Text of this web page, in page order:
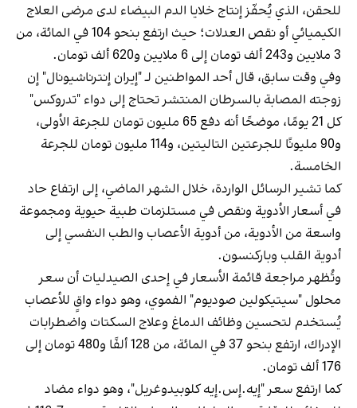
للحقن، الذي يُحفّز إنتاج خلايا الدم البيضاء لدى مرضى العلاج
الكيميائي أو نقص العدلات؛ حيث ارتفع بنحو 104 في المائة، من
3 ملايين و243 ألف تومان إلى 6 ملايين و620 ألف تومان.
وفي وقت سابق، قال أحد المواطنين لـ "إيران إنترناشيونال" إن
زوجته المصابة بالسرطان المنتشر تحتاج إلى دواء "تدروكس"
كل 21 يومًا، موضحًا أنه دفع 65 مليون تومان للجرعة الأولى،
و90 مليونًا للجرعتين التاليتين، و114 مليون تومان للجرعة
الخامسة.
كما تشير الرسائل الواردة، خلال الشهر الماضي، إلى ارتفاع حاد
في أسعار الأدوية ونقص في مستلزمات طبية حيوية ومجموعة
واسعة من الأدوية، من أدوية الأعصاب والطب النفسي إلى
أدوية القلب وباركنسون.
وتُظهر مراجعة قائمة الأسعار في إحدى الصيدليات أن سعر
محلول "سيتيكولين صوديوم" الفموي، وهو دواء واقٍ للأعصاب
يُستخدم لتحسين وظائف الدماغ وعلاج السكتات واضطرابات
الإدراك، ارتفع بنحو 37 في المائة، من 128 ألفًا و480 تومان إلى
176 ألف تومان.
كما ارتفع سعر "إيه.إس.إيه كلوبيدوغريل"، وهو دواء مضاد